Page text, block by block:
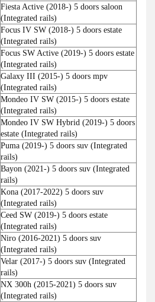
Fiesta Active (2018-) 5 doors saloon
(Integrated rails)
Focus IV SW (2018-) 5 doors estate
(Integrated rails)
Focus SW Active (2019-) 5 doors estate
(Integrated rails)
Galaxy III (2015-) 5 doors mpv
(Integrated rails)
Mondeo IV SW (2015-) 5 doors estate
(Integrated rails)
Mondeo IV SW Hybrid (2019-) 5 doors
estate (Integrated rails)
Puma (2019-) 5 doors suv (Integrated
rails)
Bayon (2021-) 5 doors suv (Integrated
rails)
Kona (2017-2022) 5 doors suv
(Integrated rails)
Ceed SW (2019-) 5 doors estate
(Integrated rails)
Niro (2016-2021) 5 doors suv
(Integrated rails)
Velar (2017-) 5 doors suv (Integrated
rails)
NX 300h (2015-2021) 5 doors suv
(Integrated rails)